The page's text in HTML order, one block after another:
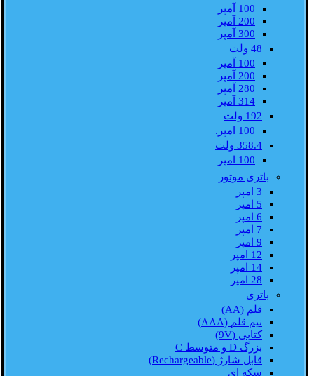
100 آمپر
200 آمپر
300 آمپر
48 ولت
100 آمپر
200 آمپر
280 آمپر
314 آمپر
192 ولت
100 امپر.
358.4 ولت
100 امپر
باتری موتور
3 امپر
5 امپر
6 امپر
7 امپر
9 امپر
12 امپر
14 امپر
28 امپر
باتری
قلم (AA)
نیم قلم (AAA)
کتابی (9V)
بزرگ D و متوسط C
قابل شارژ (Rechargeable)
سکه ای